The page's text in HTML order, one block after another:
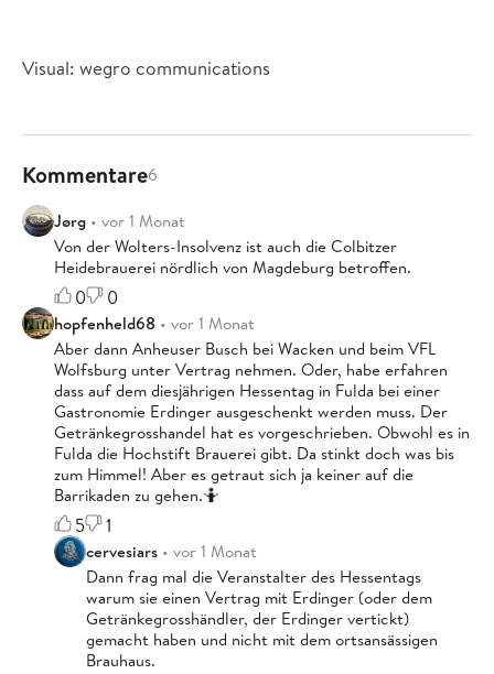
Visual: wegro communications
Kommentare6
Jørg • vor 1 Monat
Von der Wolters-Insolvenz ist auch die Colbitzer
Heidebrauerei nördlich von Magdeburg betroffen.
0 0
hopfenheld68 • vor 1 Monat
Aber dann Anheuser Busch bei Wacken und beim VFL
Wolfsburg unter Vertrag nehmen. Oder, habe erfahren
dass auf dem diesjährigen Hessentag in Fulda bei einer
Gastronomie Erdinger ausgeschenkt werden muss. Der
Getränkegrosshandel hat es vorgeschrieben. Obwohl es in
Fulda die Hochstift Brauerei gibt. Da stinkt doch was bis
zum Himmel! Aber es getraut sich ja keiner auf die
Barrikaden zu gehen.🤷
5 1
cervesiars • vor 1 Monat
Dann frag mal die Veranstalter des Hessentags
warum sie einen Vertrag mit Erdinger (oder dem
Getränkegrosshändler, der Erdinger vertickt)
gemacht haben und nicht mit dem ortsansässigen
Brauhaus.